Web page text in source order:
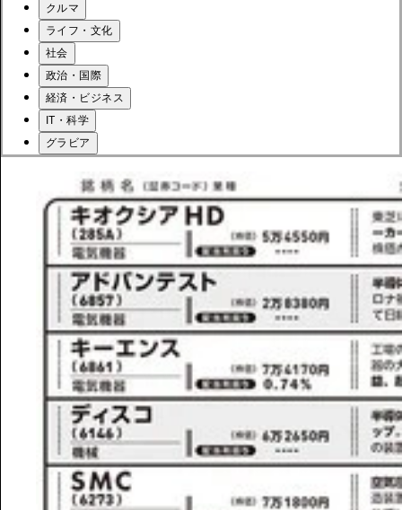
クルマ
ライフ・文化
社会
政治・国際
経済・ビジネス
IT・科学
グラビア